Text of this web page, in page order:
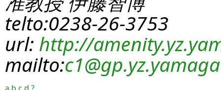
telto:0238-26-3753
url: http://
mailto:c1